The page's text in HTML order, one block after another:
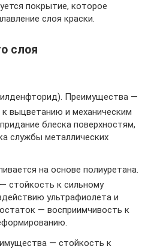
покрытие, которое
слоя краски.
слоя
Преимущества —
выцветанию и механическим
блеска поверхностям,
службы металлических
на основе полиуретана.
стойкость к сильному
ультрафиолета и
— восприимчивость к
— стойкость к